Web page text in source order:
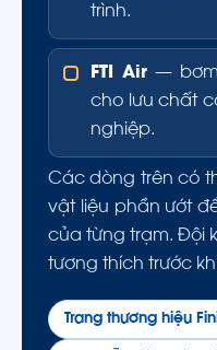
trình.
FTI Air — bơm
cho lưu chất
nghiệp.
Các dòng trên có
vật liệu phần ướt
của từng trạm. Đội
tương thích trước
Trang thương hiệu